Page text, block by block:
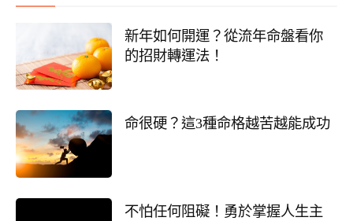
新年如何開運？從流年命盤看你
的招財轉運法！
命很硬？這3種命格越苦越能成功
不怕任何阻礙！勇於掌握人生主